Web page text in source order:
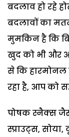
बदलाव हो रहे
बदलावों का
मुमकिन है कि
खुद को भी और
से कि
रहा है, आप को
पोषक स्नैक्स जैसे
स्प्राउट्स,